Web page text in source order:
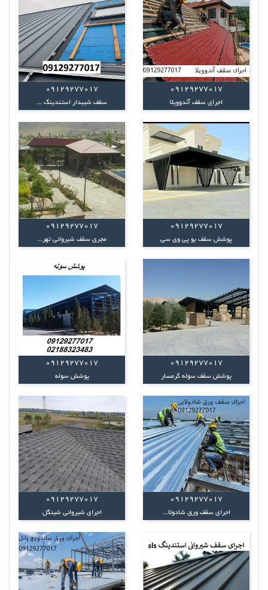
09129277017
اجرای سقف آندوویلا
09129277017
سقف شیبدار استندینگ ...
09129277017
پوشش سقف یو پی وی سی
09129277017
مجری سقف شیروانی تهر...
09129277017
پوشش سقف سوله گرمسار
09129277017
پوشش سوله
09129277017
اجرای سقف ورق شادولا...
09129277017
اجرای شیروانی شینگل